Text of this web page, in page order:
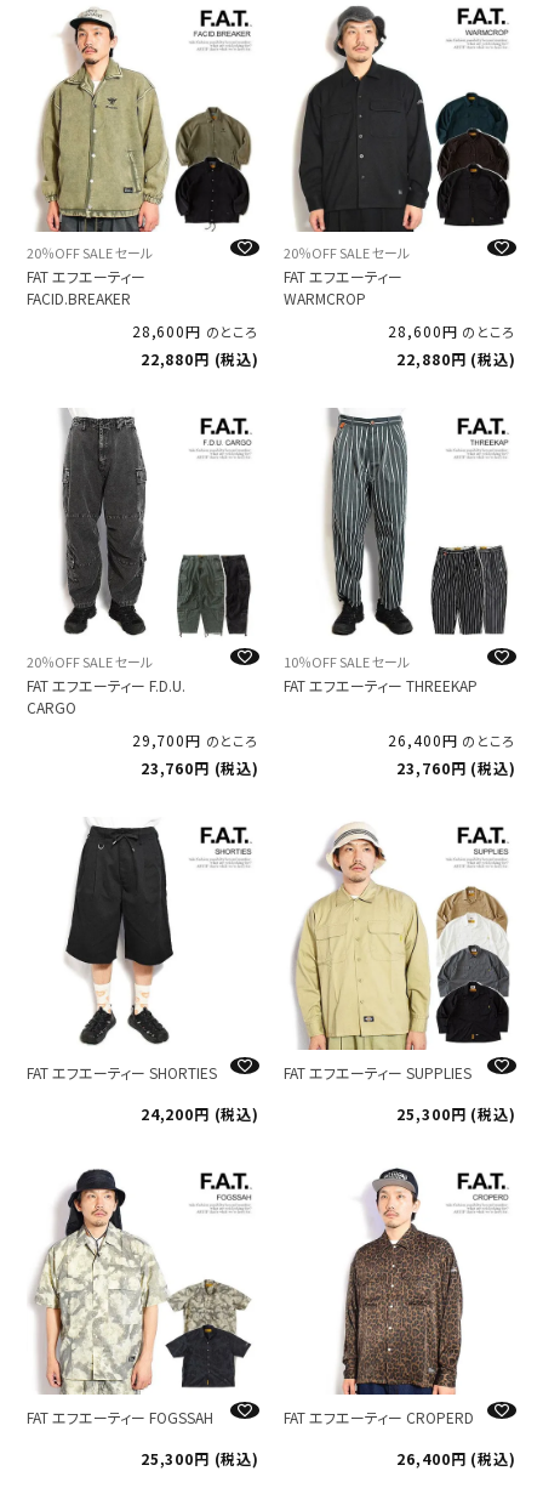
20％OFF SALE セール
FAT エフエーティー
FACID.BREAKER
28,600
のところ
22,880 税込
20％OFF SALE セール
FAT エフエーティー
WARMCROP
28,600
のところ
22,880 税込
20％OFF SALE セール
FAT エフエーティー F.D.U.
CARGO
29,700
のところ
23,760 税込
10％OFF SALE セール
FAT エフエーティー THREEKAP
26,400 のところ
23,760 税込
FAT エフエーティー SHORTIES
24,200
税込
FAT エフエーティー SUPPLIES
25,300
税込
FAT エフエーティー FOGSSAH
25,300
税込
FAT エフエーティー CROPERD
26,400
税込